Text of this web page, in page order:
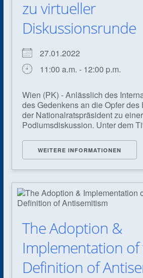
zu virtueller
Diskussionsrunde
27.01.2022
11:00 a.m. - 12:00 p.m.
Wien (PK) - Anlässlich des
des Gedenkens an die Opfer des
der Nationalratspräsident zu
Podiumsdiskussion. Unter dem
WEITERE INFORMATIONEN
The Adoption &
Implementation of
Definition of